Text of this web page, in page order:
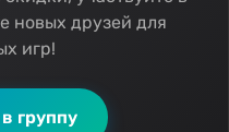
новых друзей для
игр!
группу